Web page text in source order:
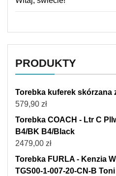
PRODUKTY
Torebka kuferek skórzana
579,90 zł
Torebka COACH - Ltr C
B4/BK B4/Black
2479,00 zł
Torebka FURLA - Kenzia
TGS00-1-007-20-CN-B